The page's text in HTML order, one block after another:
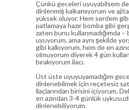
Çünkü geceleri uyuyabilsem de
dinlenmiş kalkamıyorum ve
yüksek oluyor. Hem serdem
patlamaya hazır bomba gibi
zaten bunu kullanmadığımda –
uyuyorum, ama aynı şekilde
gibi kalkıyorum, hem de en
olmuyorum diyerek 4 gün
bırakıyorum ilacı.
Üst üste uyuyuyamadığım
dinlenebilmek için reçetesiz
ilaçlarından birisini içiyorum.
en azından 3-4 günlük
dinlenebiliyorum.